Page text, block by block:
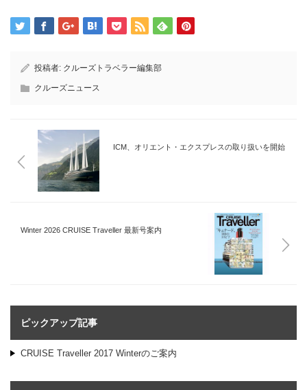
投稿者: クルーズトラベラー編集部
クルーズニュース
ICM、オリエント・エクスプレスの取り扱いを開始
Winter 2026 CRUISE Traveller 最新号案内
ピックアップ記事
CRUISE Traveller 2017 Winterのご案内